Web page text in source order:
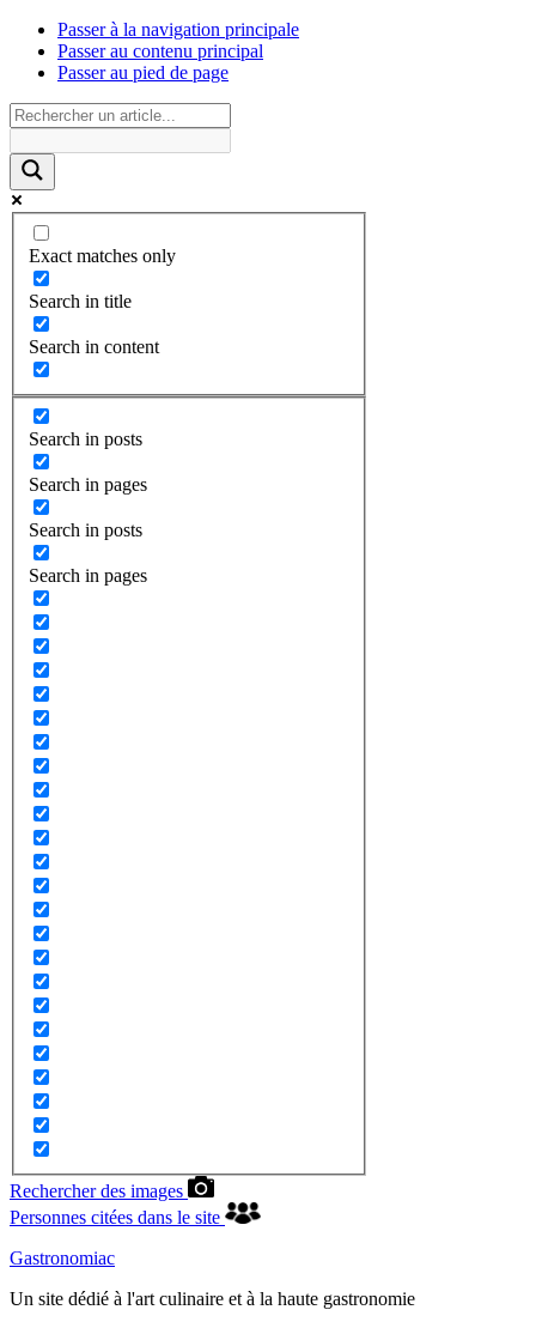
Passer à la navigation principale
Passer au contenu principal
Passer au pied de page
Exact matches only
Search in title
Search in content
Search in posts
Search in pages
Search in posts
Search in pages
Rechercher des images
Personnes citées dans le site
Gastronomiac
Un site dédié à l'art culinaire et à la haute gastronomie